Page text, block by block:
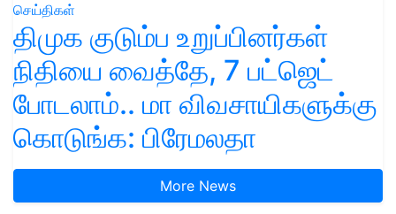
செய்திகள்
திமுக குடும்ப உறுப்பினர்கள்
நிதியை வைத்தே, 7 பட்ஜெட்
போடலாம்.. மா விவசாயிகளுக்கு
கொடுங்க: பிரேமலதா
More News